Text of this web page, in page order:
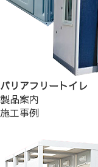
バリアフリートイレ
製品案内
施工事例